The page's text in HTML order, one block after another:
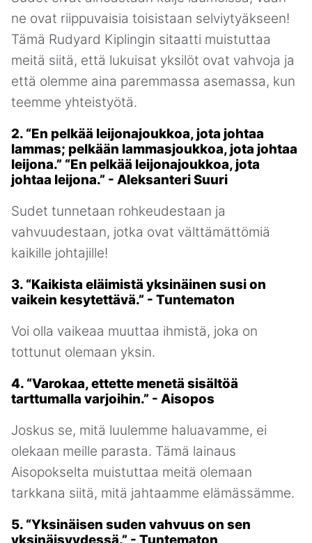
ne ovat riippuvaisia toisistaan selviytyäkseen!
Tämä Rudyard Kiplingin sitaatti muistuttaa
meitä siitä, että lukuisat yksilöt ovat vahvoja ja
että olemme aina paremmassa asemassa, kun
teemme yhteistyötä.
2. “En pelkää leijonajoukkoa, jota johtaa
lammas; pelkään lammasjoukkoa, jota johtaa
leijona.” “En pelkää leijonajoukkoa, jota
johtaa leijona.” - Aleksanteri Suuri
Sudet tunnetaan rohkeudestaan ja
vahvuudestaan, jotka ovat välttämättömiä
kaikille johtajille!
3. “Kaikista eläimistä yksinäinen susi on
vaikein kesytettävä.” - Tuntematon
Voi olla vaikeaa muuttaa ihmistä, joka on
tottunut olemaan yksin.
4. “Varokaa, ettette menetä sisältöä
tarttumalla varjoihin.” - Aisopos
Joskus se, mitä luulemme haluavamme, ei
olekaan meille parasta. Tämä lainaus
Aisopokselta muistuttaa meitä olemaan
tarkkana siitä, mitä jahtaamme elämässämme.
5. “Yksinäisen suden vahvuus on sen